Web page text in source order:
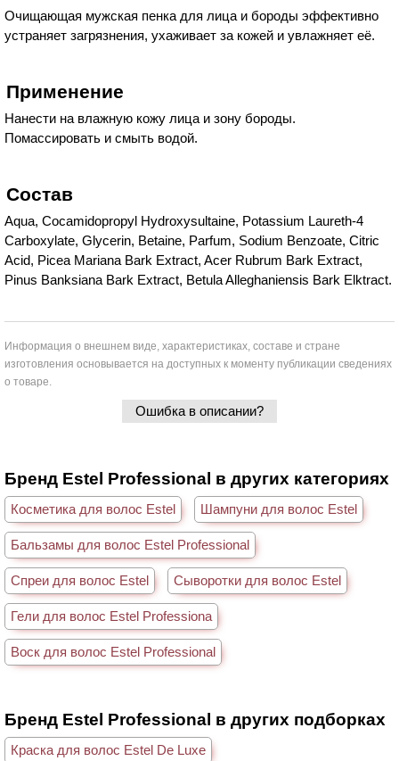
Очищающая мужская пенка для лица и бороды эффективно
устраняет загрязнения, ухаживает за кожей и увлажняет её.
Применение
Нанести на влажную кожу лица и зону бороды.
Помассировать и смыть водой.
Состав
Aqua, Cocamidopropyl Hydroxysultaine, Potassium Laureth-4
Carboxylate, Glycerin, Betaine, Parfum, Sodium Benzoate, Citric
Acid, Picea Mariana Bark Extract, Acer Rubrum Bark Extract,
Pinus Banksiana Bark Extract, Betula Alleghaniensis Bark Elktract.
Информация о внешнем виде, характеристиках, составе и стране
изготовления основывается на доступных к моменту публикации сведениях
о товаре.
Ошибка в описании?
Бренд Estel Professional в других категориях
Косметика для волос Estel Шампуни для волос Estel
Бальзамы для волос Estel Professional
Спреи для волос Estel Сыворотки для волос Estel
Гели для волос Estel Professiona
Воск для волос Estel Professional
Бренд Estel Professional в других подборках
Краска для волос Estel De Luxe